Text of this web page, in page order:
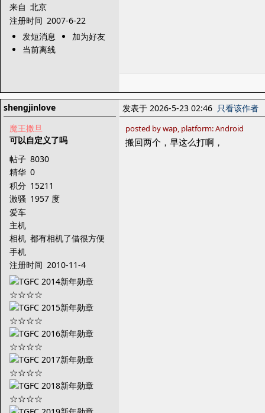
来自 北京
注册时间 2007-6-22
发短消息
加为好友
当前离线
shengjinlove
魔王撒旦
可以自定义了吗
帖子 8030
精华 0
积分 15211
激骚 1957 度
爱车
主机
相机 都有相机了借很方便
手机
注册时间 2010-11-4
发表于 2026-5-23 02:46 只看该作者
posted by wap, platform: Android
搬回两个，早这么打啊，